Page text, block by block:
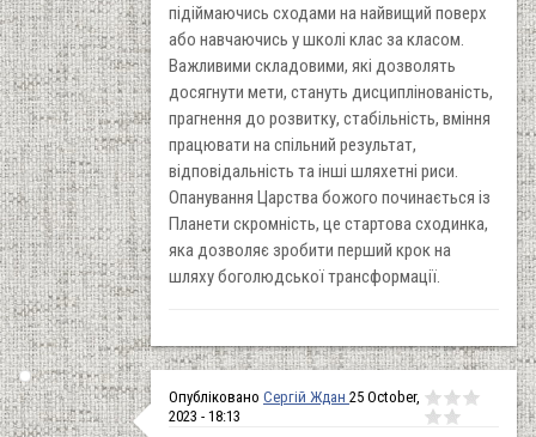
підіймаючись сходами на найвищий поверх
або навчаючись у школі клас за класом.
Важливими складовими, які дозволять
досягнути мети, стануть дисциплінованість,
прагнення до розвитку, стабільність, вміння
працювати на спільний результат,
відповідальність та інші шляхетні риси.
Опанування Царства божого починається із
Планети скромність, це стартова сходинка,
яка дозволяє зробити перший крок на
шляху боголюдської трансформації.
Опубліковано Сергій Ждан 25 October,
2023 - 18:13